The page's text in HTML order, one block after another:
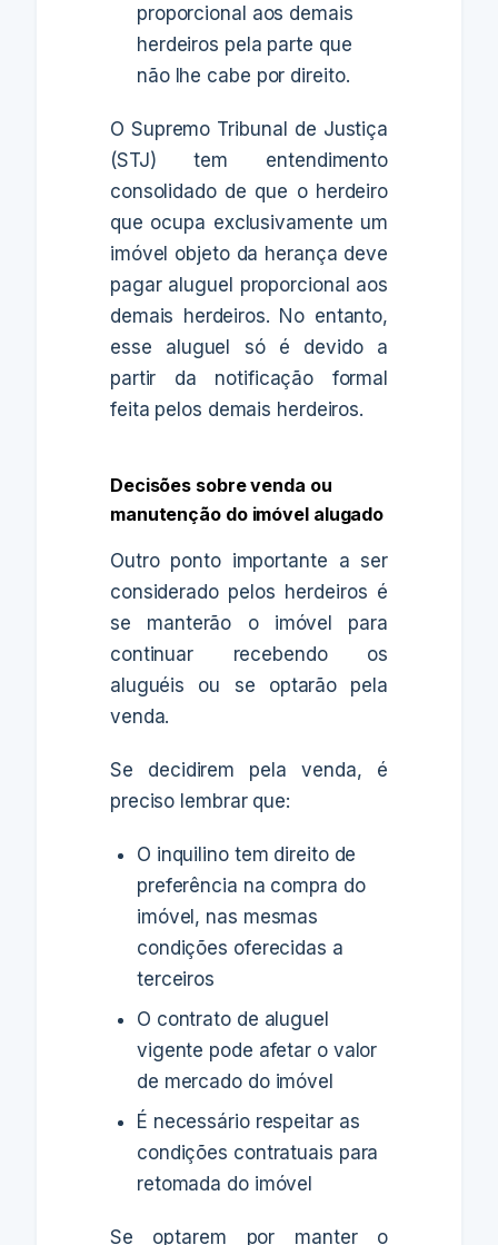
proporcional aos demais
herdeiros pela parte que
não lhe cabe por direito.
O Supremo Tribunal de Justiça
(STJ) tem entendimento
consolidado de que o herdeiro
que ocupa exclusivamente um
imóvel objeto da herança deve
pagar aluguel proporcional aos
demais herdeiros. No entanto,
esse aluguel só é devido a
partir da notificação formal
feita pelos demais herdeiros.
Decisões sobre venda ou
manutenção do imóvel alugado
Outro ponto importante a ser
considerado pelos herdeiros é
se manterão o imóvel para
continuar recebendo os
aluguéis ou se optarão pela
venda.
Se decidirem pela venda, é
preciso lembrar que:
O inquilino tem direito de
preferência na compra do
imóvel, nas mesmas
condições oferecidas a
terceiros
O contrato de aluguel
vigente pode afetar o valor
de mercado do imóvel
É necessário respeitar as
condições contratuais para
retomada do imóvel
Se optarem por manter o